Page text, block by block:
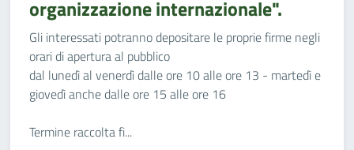
organizzazione internazionale".
Gli interessati potranno depositare le proprie firme negli
orari di apertura al pubblico
dal lunedì al venerdì dalle ore 10 alle ore 13 - martedì e
giovedì anche dalle ore 15 alle ore 16
Termine raccolta fi...